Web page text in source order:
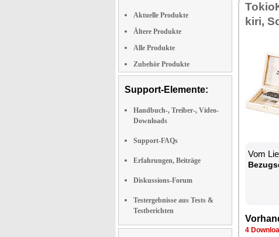
Aktuelle Produkte
Ältere Produkte
Alle Produkte
Zubehör Produkte
Support-Elemente:
Handbuch-, Treiber-, Video-
Downloads
Support-FAQs
Erfahrungen, Beiträge
Diskussions-Forum
Testergebnisse aus Tests &
Testberichten
ki­ri,
Vom
4